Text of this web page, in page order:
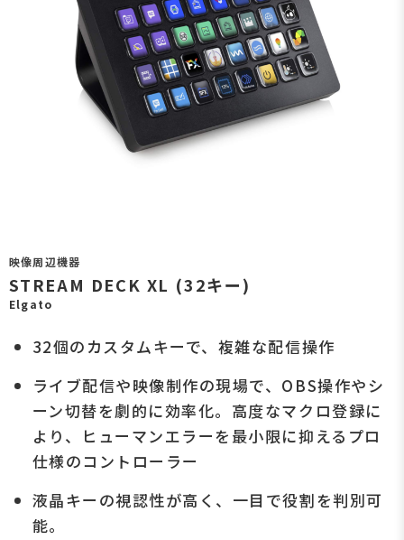
映像周辺機器
STREAM DECK XL (32キー)
Elgato
32個のカスタムキーで、複雑な配信操作
ライブ配信や映像制作の現場で、OBS操作やシ
ーン切替を劇的に効率化。高度なマクロ登録に
より、ヒューマンエラーを最小限に抑えるプロ
仕様のコントローラー
液晶キーの視認性が高く、一目で役割を判別可
能。